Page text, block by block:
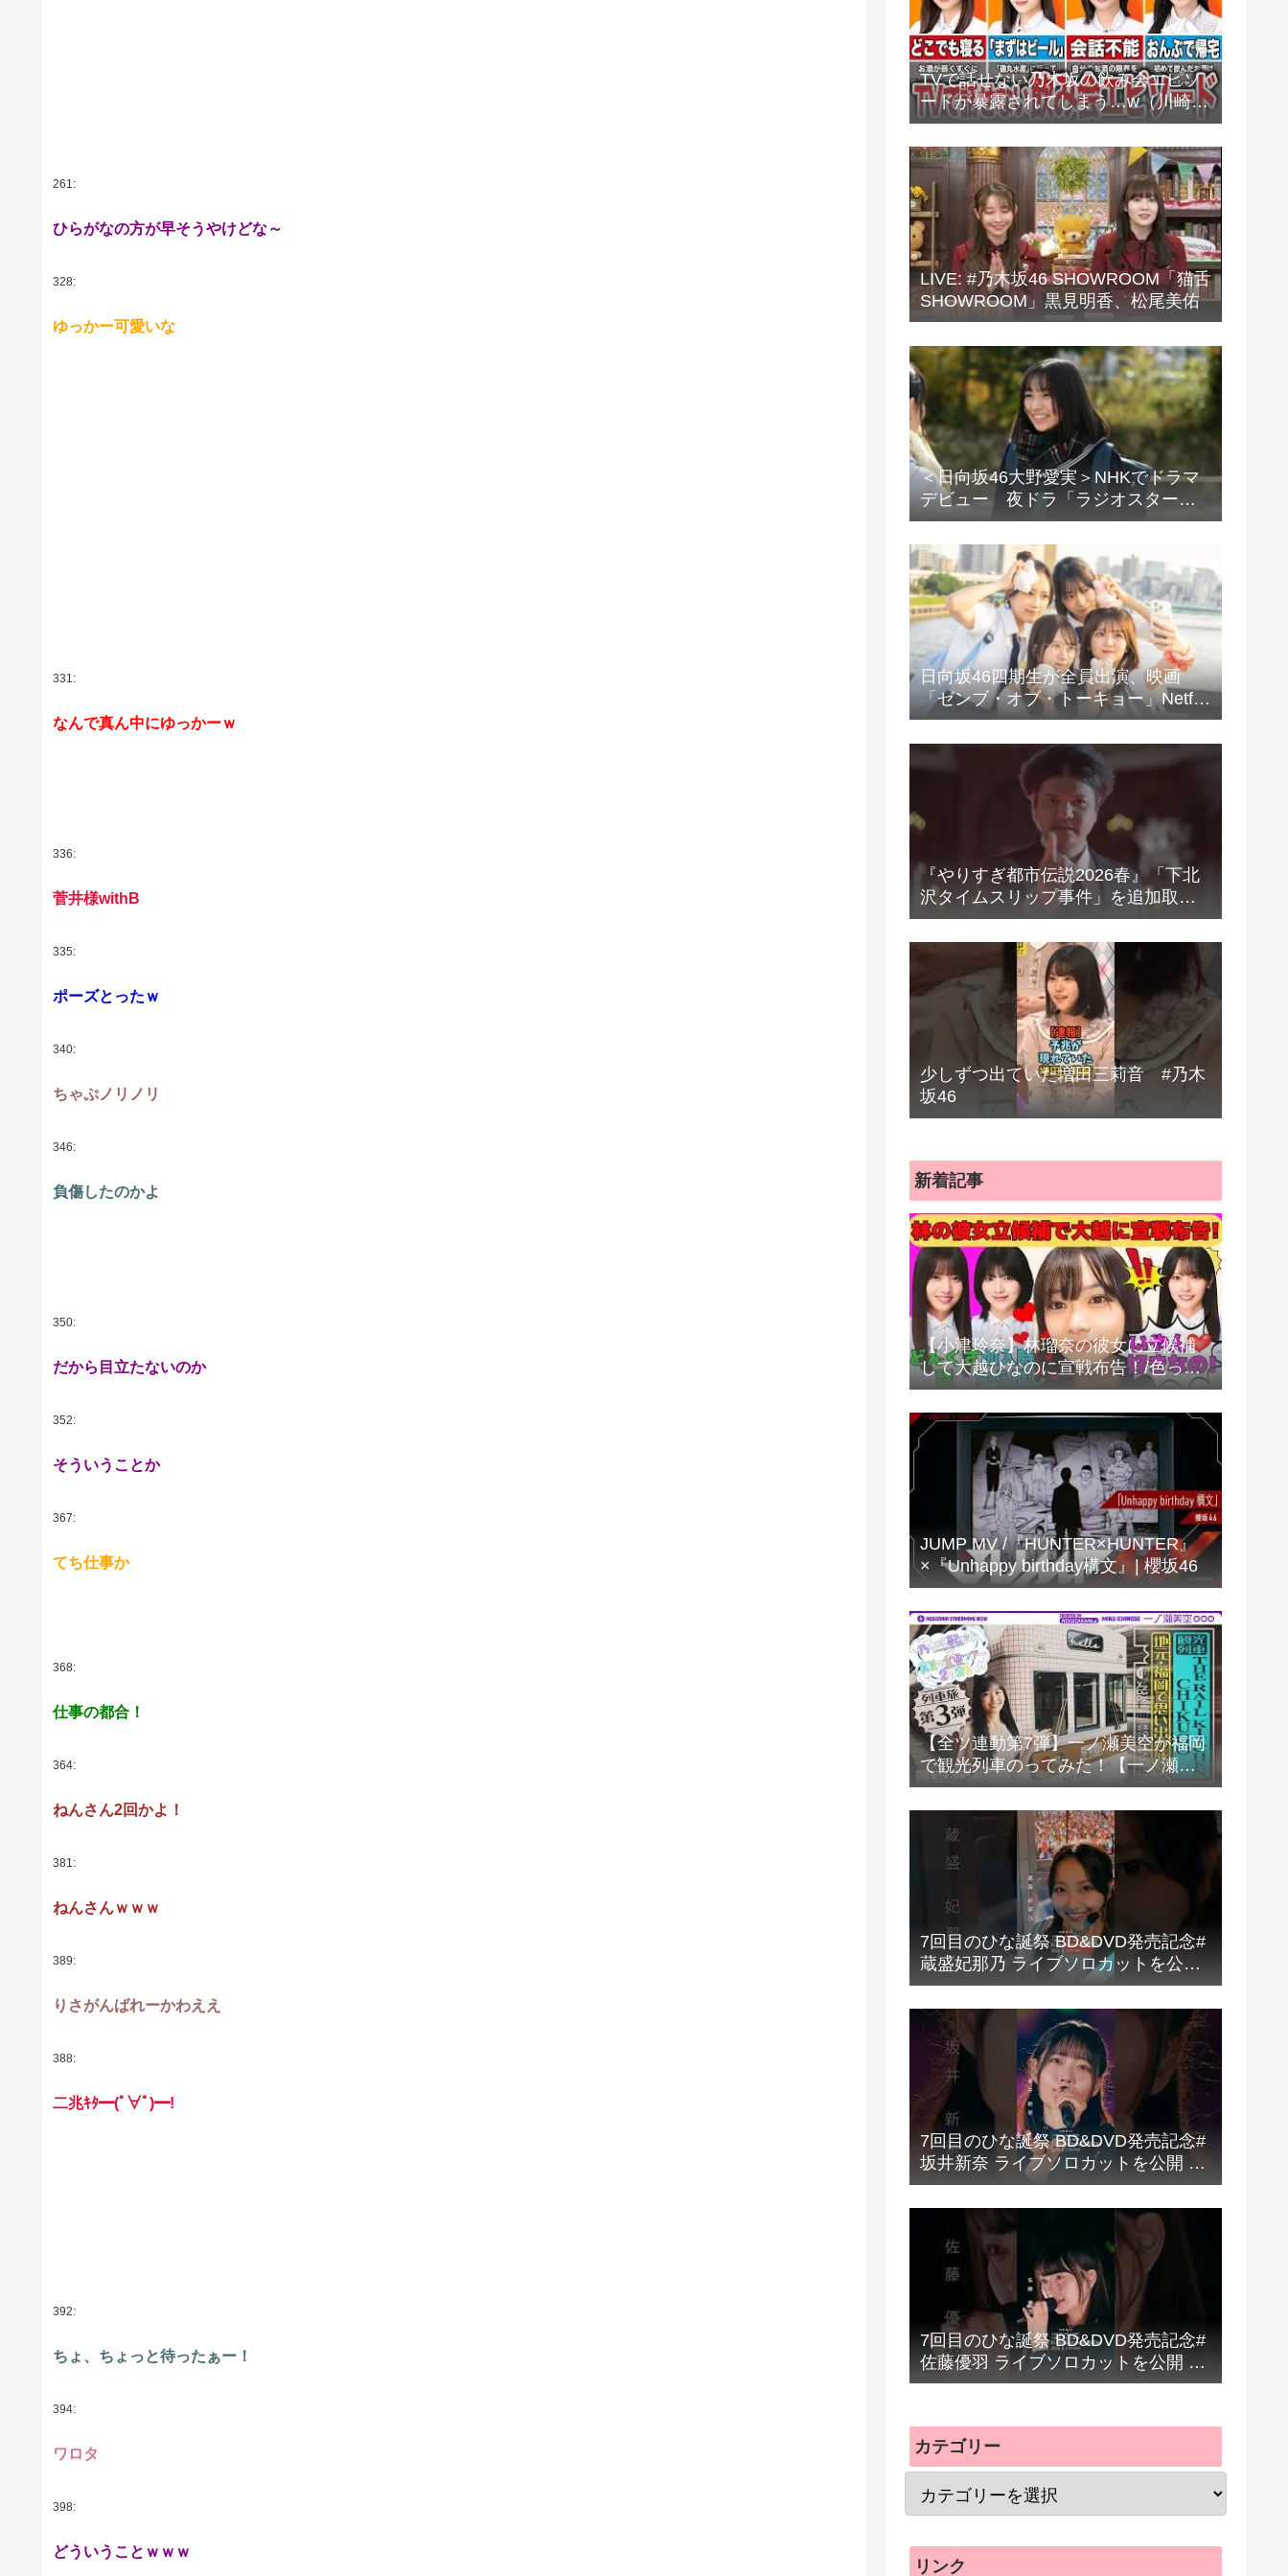
261:
ひらがなの方が早そうやけどな～
328:
ゆっかー可愛いな
331:
なんで真ん中にゆっかーｗ
336:
菅井様withB
335:
ポーズとったｗ
340:
ちゃぷノリノリ
346:
負傷したのかよ
350:
だから目立たないのか
352:
そういうことか
367:
てち仕事か
368:
仕事の都合！
364:
ねんさん2回かよ！
381:
ねんさんｗｗｗ
389:
りさがんばれーかわええ
388:
二兆ｷﾀ━(ﾟ∀ﾟ)━!
392:
ちょ、ちょっと待ったぁー！
394:
ワロタ
398:
どういうことｗｗｗ
TVで話せない乃木坂の飲み会エピソ
ードが暴露されてしまう…w（川崎
桜、中西アルノ、梅澤美波、山下美
月、他）
LIVE: #乃木坂46 SHOWROOM「猫舌
SHOWROOM」黒見明香、松尾美佑
＜日向坂46大野愛実＞NHKでドラマ
デビュー 夜ドラ「ラジオスター」
登場に「かわいさハンパない」「演
技上手じゃん！」の声
日向坂46四期生が全員出演、映画
「ゼンブ・オブ・トーキョー」Netflix
で配信
『やりすぎ都市伝説2026春』「下北
沢タイムスリップ事件」を追加取
材 “Mr.都市伝説”関暁夫は宇宙人に
迫る きょう22日放送
少しずつ出ていた増田三莉音 #乃木
坂46
新着記事
【小津玲奈】林瑠奈の彼女に立候補
して大越ひなのに宣戦布告！/色っぽ
い声がでちゃう小津ちゃん/海邉朱莉
のどんくさ話/小川彩との仲良し話/文
字起こし（乃木坂46・のぎおび）
JUMP MV /『HUNTER×HUNTER』
×『Unhappy birthday構文』| 櫻坂46
【全ツ連動第7弾】一ノ瀬美空が福岡
で観光列車のってみた！【一ノ瀬列
車旅第3弾】
7回目のひな誕祭 BD&DVD発売記念#
蔵盛妃那乃 ライブソロカットを公開
#日向坂46 #hinatazaka46 #
7回目のひな誕祭 BD&DVD発売記念#
坂井新奈 ライブソロカットを公開 #
日向坂46 #hinatazaka46 #
7回目のひな誕祭 BD&DVD発売記念#
佐藤優羽 ライブソロカットを公開 #
日向坂46 #hinatazaka46 #
カテゴリー
リンク